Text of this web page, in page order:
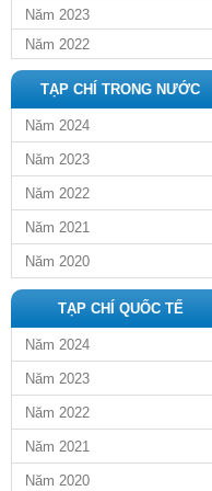
Năm 2023
Năm 2022
TẠP CHÍ TRONG NƯỚC
Năm 2024
Năm 2023
Năm 2022
Năm 2021
Năm 2020
TẠP CHÍ QUỐC TẾ
Năm 2024
Năm 2023
Năm 2022
Năm 2021
Năm 2020